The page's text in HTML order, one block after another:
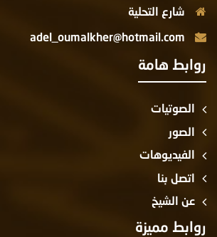
شارع التحلية
adel_oumalkher@hotmail.com
روابط هامة
الصوتيات
الصور
الفيديوهات
اتصل بنا
عن الشيخ
روابط مميزة